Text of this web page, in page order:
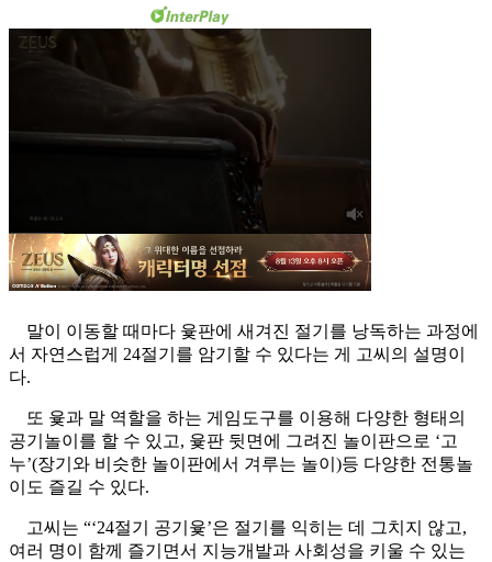
말이 이동할 때마다 윷판에 새겨진 절기를 낭독하는 과정에
서 자연스럽게 24절기를 암기할 수 있다는 게 고씨의 설명이
다.
또 윷과 말 역할을 하는 게임도구를 이용해 다양한 형태의
공기놀이를 할 수 있고, 윷판 뒷면에 그려진 놀이판으로 ‘고
누’(장기와 비슷한 놀이판에서 겨루는 놀이)등 다양한 전통놀
이도 즐길 수 있다.
고씨는 “‘24절기 공기윷’은 절기를 익히는 데 그치지 않고,
여러 명이 함께 즐기면서 지능개발과 사회성을 키울 수 있는